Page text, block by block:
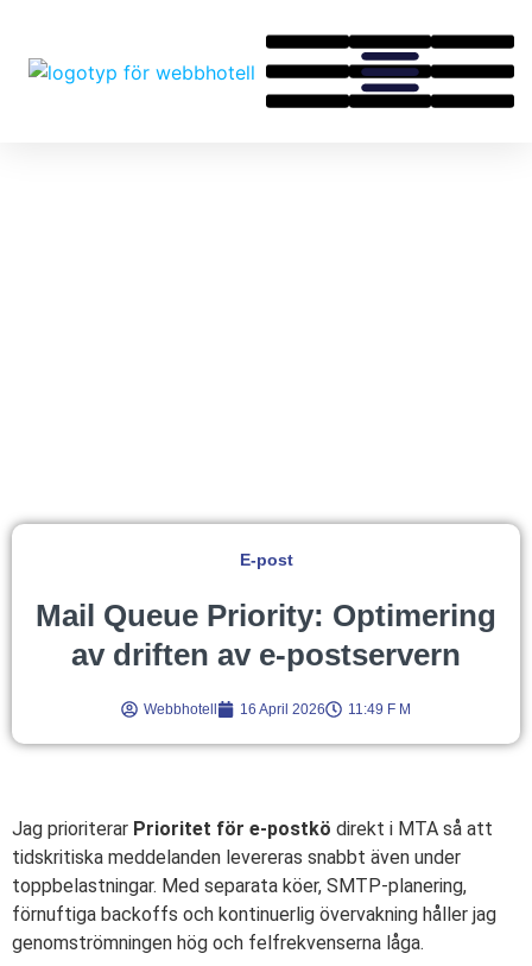
E-post
Mail Queue Priority: Optimering
av driften av e-postservern
Webbhotell 16 April 2026 11:49 F M
Jag prioriterar Prioritet för e-postkö direkt i MTA så att
tidskritiska meddelanden levereras snabbt även under
toppbelastningar. Med separata köer, SMTP-planering,
förnuftiga backoffs och kontinuerlig övervakning håller jag
genomströmningen hög och felfrekvenserna låga.